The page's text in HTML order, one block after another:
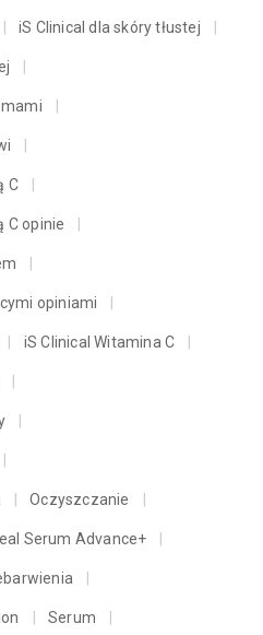
iS Clinical dla skóry tłustej
C
C opinie
opiniami
iS Clinical Witamina C
Oczyszczanie
Serum Advance+
Serum